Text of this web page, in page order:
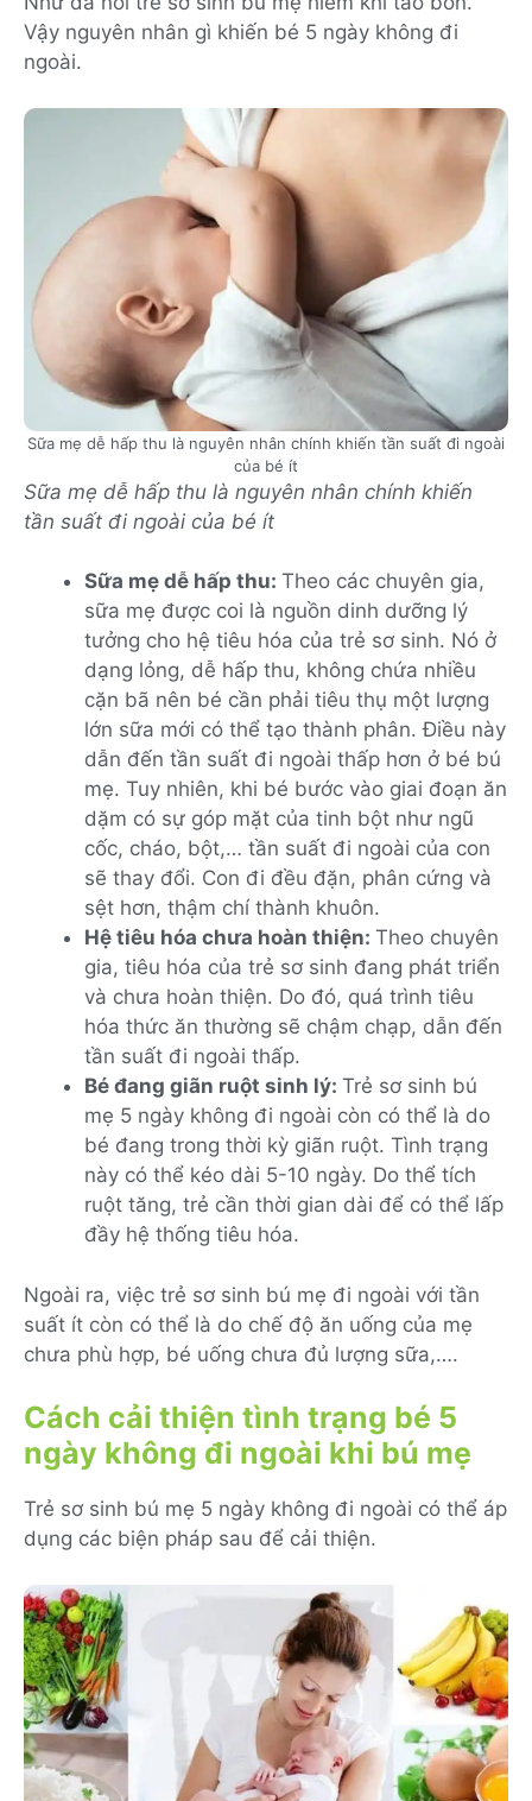
Vậy nguyên nhân gì khiến bé 5 ngày không đi
ngoài.
Sữa mẹ dễ hấp thu là nguyên nhân chính khiến tần suất đi ngoài
của bé ít
Sữa mẹ dễ hấp thu là nguyên nhân chính khiến
tần suất đi ngoài của bé ít
Sữa mẹ dễ hấp thu: Theo các chuyên gia,
sữa mẹ được coi là nguồn dinh dưỡng lý
tưởng cho hệ tiêu hóa của trẻ sơ sinh. Nó ở
dạng lỏng, dễ hấp thu, không chứa nhiều
cặn bã nên bé cần phải tiêu thụ một lượng
lớn sữa mới có thể tạo thành phân. Điều này
dẫn đến tần suất đi ngoài thấp hơn ở bé bú
mẹ. Tuy nhiên, khi bé bước vào giai đoạn ăn
dặm có sự góp mặt của tinh bột như ngũ
cốc, cháo, bột,… tần suất đi ngoài của con
sẽ thay đổi. Con đi đều đặn, phân cứng và
sệt hơn, thậm chí thành khuôn.
Hệ tiêu hóa chưa hoàn thiện: Theo chuyên
gia, tiêu hóa của trẻ sơ sinh đang phát triển
và chưa hoàn thiện. Do đó, quá trình tiêu
hóa thức ăn thường sẽ chậm chạp, dẫn đến
tần suất đi ngoài thấp.
Bé đang giãn ruột sinh lý: Trẻ sơ sinh bú
mẹ 5 ngày không đi ngoài còn có thể là do
bé đang trong thời kỳ giãn ruột. Tình trạng
này có thể kéo dài 5-10 ngày. Do thể tích
ruột tăng, trẻ cần thời gian dài để có thể lấp
đầy hệ thống tiêu hóa.
Ngoài ra, việc trẻ sơ sinh bú mẹ đi ngoài với tần
suất ít còn có thể là do chế độ ăn uống của mẹ
chưa phù hợp, bé uống chưa đủ lượng sữa,….
Cách cải thiện tình trạng bé 5
ngày không đi ngoài khi bú mẹ
Trẻ sơ sinh bú mẹ 5 ngày không đi ngoài có thể áp
dụng các biện pháp sau để cải thiện.